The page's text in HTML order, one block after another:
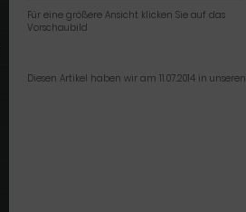
Für eine größere Ansicht klicken Sie auf das
Vorschaubild
Diesen Artikel haben wir am 11.07.2014 in